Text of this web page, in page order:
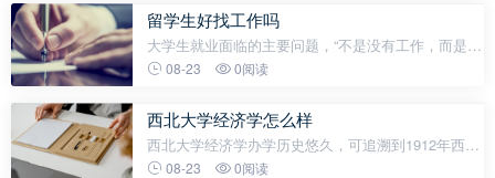
答复。答复指出：《规则》所指
留学生好找工作吗
大学生就业面临的主要问题，“不是没有工作，而是如
何找到好的工作”文｜《财经》记者 王丽娜编辑 | 苏琦
绪中，本科毕业生常鸣（化名）做出
08-23 0阅读
西北大学经济学怎么样
西北大学经济学办学历史悠久，可追溯到1912年西北
大学商科，改革开放后的西北大学更是被誉为“中国经
08-23 0阅读